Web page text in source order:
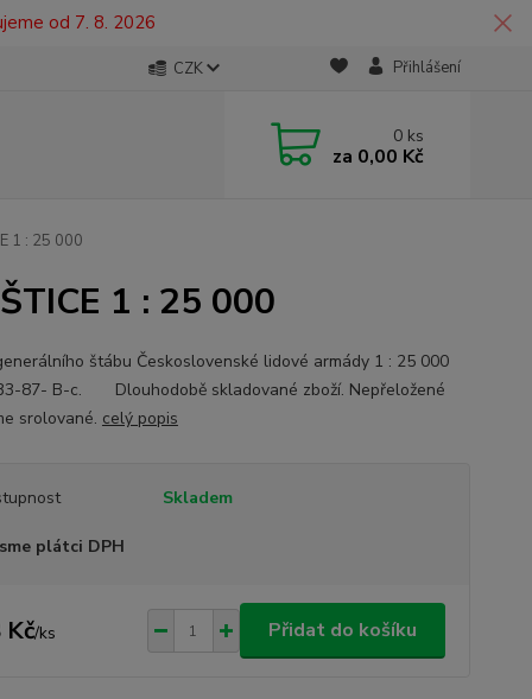
od 7. 8. 2026
CZK Přihlášení
0 ks
za 0,00 Kč
1 : 25 000
1 : 25 000
štábu Československé lidové armády 1 : 25 000
87- B-c. Dlouhodobě skladované zboží. Nepřeložené
srolované. celý popis
Skladem
plátci DPH
Kč/ks Přidat do košíku